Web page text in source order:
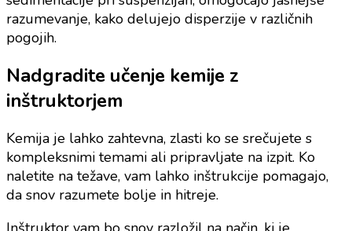
razumevanje, kako delujejo disperzije v različnih
pogojih.
Nadgradite učenje kemije z
inštruktorjem
Kemija je lahko zahtevna, zlasti ko se srečujete s
kompleksnimi temami ali pripravljate na izpit. Ko
naletite na težave, vam lahko inštrukcije pomagajo,
da snov razumete bolje in hitreje.